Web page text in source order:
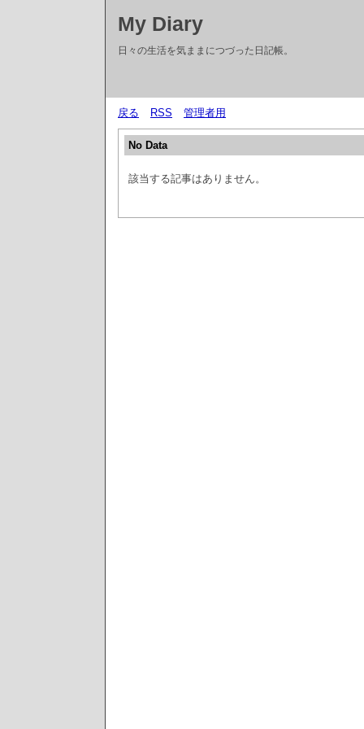
My Diary
日々の生活を気ままにつづった日記帳。
戻る RSS 管理者用
No Data
該当する記事はありません。